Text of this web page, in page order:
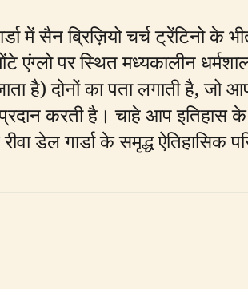
में सैन ब्रिज़ियो चर्च ट्रेंटिनो
एंग्लो पर स्थित मध्यकालीन
है) दोनों का पता लगाती है, जो
करती है। चाहे आप इतिहास
डेल गार्डा के समृद्ध ऐतिहासिक